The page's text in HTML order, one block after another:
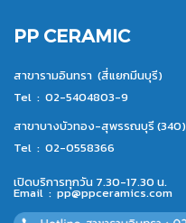
PP CERAMIC
สาขารามอินทรา (สี่แยกมีนบุรี)
Tel : 02-5404803-9
สาขาบางบัวทอง-สุพรรณบุรี (340)
Tel : 02-0558366
เปิดบริการทุกวัน 7.30-17.30 น.
Email : pp@ppceramics.com